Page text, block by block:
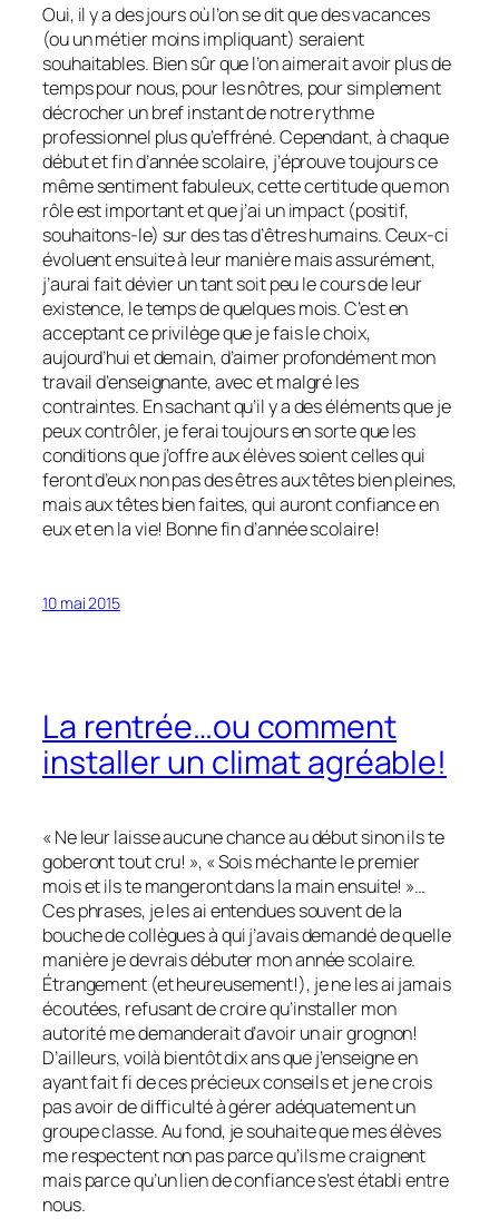
Oui, il y a des jours où l’on se dit que des vacances
(ou un métier moins impliquant) seraient
souhaitables. Bien sûr que l’on aimerait avoir plus de
temps pour nous, pour les nôtres, pour simplement
décrocher un bref instant de notre rythme
professionnel plus qu’effréné. Cependant, à chaque
début et fin d’année scolaire, j’éprouve toujours ce
même sentiment fabuleux, cette certitude que mon
rôle est important et que j’ai un impact (positif,
souhaitons-le) sur des tas d’êtres humains. Ceux-ci
évoluent ensuite à leur manière mais assurément,
j’aurai fait dévier un tant soit peu le cours de leur
existence, le temps de quelques mois. C’est en
acceptant ce privilège que je fais le choix,
aujourd’hui et demain, d’aimer profondément mon
travail d’enseignante, avec et malgré les
contraintes. En sachant qu’il y a des éléments que je
peux contrôler, je ferai toujours en sorte que les
conditions que j’offre aux élèves soient celles qui
feront d’eux non pas des êtres aux têtes bien pleines,
mais aux têtes bien faites, qui auront confiance en
eux et en la vie! Bonne fin d’année scolaire!
10 mai 2015
La rentrée…ou comment
installer un climat agréable!
« Ne leur laisse aucune chance au début sinon ils te
goberont tout cru! », « Sois méchante le premier
mois et ils te mangeront dans la main ensuite! »…
Ces phrases, je les ai entendues souvent de la
bouche de collègues à qui j’avais demandé de quelle
manière je devrais débuter mon année scolaire.
Étrangement (et heureusement!), je ne les ai jamais
écoutées, refusant de croire qu’installer mon
autorité me demanderait d’avoir un air grognon!
D’ailleurs, voilà bientôt dix ans que j’enseigne en
ayant fait fi de ces précieux conseils et je ne crois
pas avoir de difficulté à gérer adéquatement un
groupe classe. Au fond, je souhaite que mes élèves
me respectent non pas parce qu’ils me craignent
mais parce qu’un lien de confiance s’est établi entre
nous.